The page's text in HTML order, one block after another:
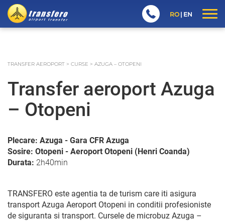
RO EN
TRANSFER AEROPORT > CURSE > AZUGA – OTOPENI
Transfer aeroport Azuga
– Otopeni
Plecare: Azuga - Gara CFR Azuga
Sosire: Otopeni - Aeroport Otopeni (Henri Coanda)
Durata: 2h40min
TRANSFERO este agentia ta de turism care iti asigura
transport Azuga Aeroport Otopeni in conditii profesioniste
de siguranta si transport. Cursele de microbuz Azuga –